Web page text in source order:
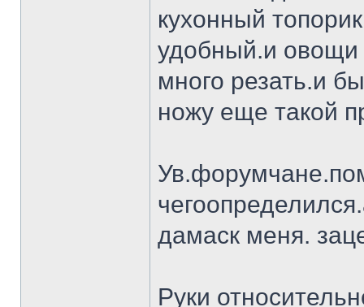
кухонный
удобный.и овощи
много резать.и
ножу еще такой
дамаск меня.
Руки